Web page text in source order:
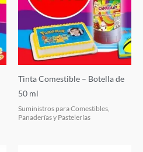
Tinta Comestible – Botella de
50 ml
Suministros para Comestibles,
Panaderías y Pastelerías